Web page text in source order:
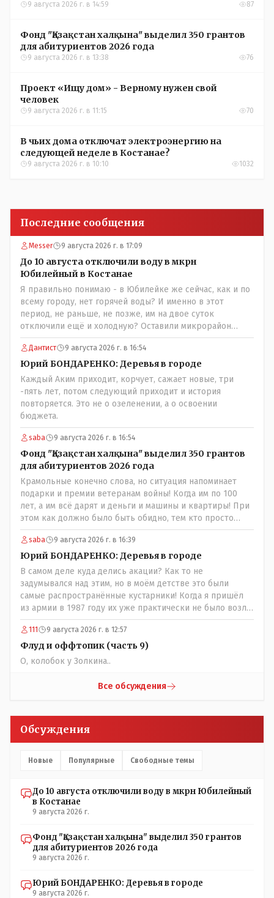
9 августа 2026 г. в 14:59 87
Фонд "Қазақстан халқына" выделил 350 грантов
для абитуриентов 2026 года
9 августа 2026 г. в 13:38 76
Проект «Ищу дом» - Верному нужен свой
человек
9 августа 2026 г. в 11:15 70
В чьих дома отключат электроэнергию на
следующей неделе в Костанае?
9 августа 2026 г. в 10:10 1032
Последние сообщения
Messer 9 августа 2026 г. в 17:09
До 10 августа отключили воду в мкрн
Юбилейный в Костанае
Я правильно понимаю - в Юбилейке же сейчас, как и по
всему городу, нет горячей воды? И именно в этот
период, не раньше, не позже, им на двое суток
отключили ещё и холодную? Оставили микрорайон
вообще без воды?
Дантист 9 августа 2026 г. в 16:54
Юрий БОНДАРЕНКО: Деревья в городе
Каждый Аким приходит, корчует, сажает новые, три
-пять лет, потом следующий приходит и история
повторяется. Это не о озеленении, а о освоении
бюджета.
saba 9 августа 2026 г. в 16:54
Фонд "Қазақстан халқына" выделил 350 грантов
для абитуриентов 2026 года
Крамольные конечно слова, но ситуация напоминает
подарки и премии ветеранам войны! Когда им по 100
лет, а им всё дарят и деньги и машины и квартиры! При
этом как должно было быть обидно, тем кто просто
выживал в эти годы отказывая себе во всём и работая
для фронта! Не всем повезло и получить медаль" За
доблестный труд в годы ВОВ", там хоть какие то льготы
были! А тут? Может всё таки стоит оценивать по
степени заинтересованности в высшем образовании, а
не по степени того , как тебе не повезло в жизни?
saba 9 августа 2026 г. в 16:39
Юрий БОНДАРЕНКО: Деревья в городе
В самом деле куда делись акации? Как то не
задумывался над этим, но в моём детстве это были
самые распространённые кустарники! Когда я пришёл
из армии в 1987 году их уже практически не было возле
родительского дома по улице Амангельды! А что
случилось то, с целым видом кустарника?
111 9 августа 2026 г. в 12:57
Флуд и оффтопик (часть 9)
О, колобок у Золкина..
Все обсуждения
Обсуждения
Новые Популярные Свободные темы
До 10 августа отключили воду в мкрн Юбилейный
в Костанае
9 августа 2026 г.
Фонд "Қазақстан халқына" выделил 350 грантов
для абитуриентов 2026 года
9 августа 2026 г.
Юрий БОНДАРЕНКО: Деревья в городе
9 августа 2026 г.